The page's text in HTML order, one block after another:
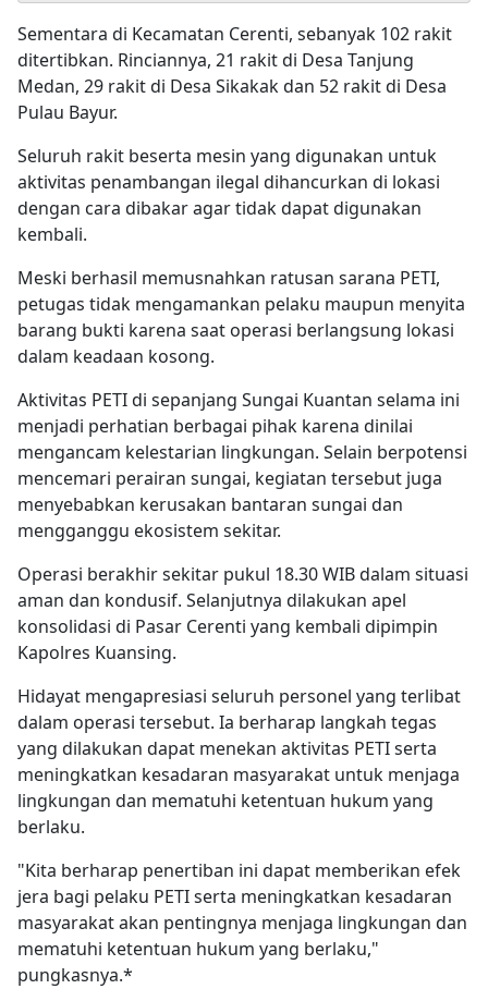
Sementara di Kecamatan Cerenti, sebanyak 102 rakit
ditertibkan. Rinciannya, 21 rakit di Desa Tanjung
Medan, 29 rakit di Desa Sikakak dan 52 rakit di Desa
Pulau Bayur.
Seluruh rakit beserta mesin yang digunakan untuk
aktivitas penambangan ilegal dihancurkan di lokasi
dengan cara dibakar agar tidak dapat digunakan
kembali.
Meski berhasil memusnahkan ratusan sarana PETI,
petugas tidak mengamankan pelaku maupun menyita
barang bukti karena saat operasi berlangsung lokasi
dalam keadaan kosong.
Aktivitas PETI di sepanjang Sungai Kuantan selama ini
menjadi perhatian berbagai pihak karena dinilai
mengancam kelestarian lingkungan. Selain berpotensi
mencemari perairan sungai, kegiatan tersebut juga
menyebabkan kerusakan bantaran sungai dan
mengganggu ekosistem sekitar.
Operasi berakhir sekitar pukul 18.30 WIB dalam situasi
aman dan kondusif. Selanjutnya dilakukan apel
konsolidasi di Pasar Cerenti yang kembali dipimpin
Kapolres Kuansing.
Hidayat mengapresiasi seluruh personel yang terlibat
dalam operasi tersebut. Ia berharap langkah tegas
yang dilakukan dapat menekan aktivitas PETI serta
meningkatkan kesadaran masyarakat untuk menjaga
lingkungan dan mematuhi ketentuan hukum yang
berlaku.
"Kita berharap penertiban ini dapat memberikan efek
jera bagi pelaku PETI serta meningkatkan kesadaran
masyarakat akan pentingnya menjaga lingkungan dan
mematuhi ketentuan hukum yang berlaku,"
pungkasnya.*